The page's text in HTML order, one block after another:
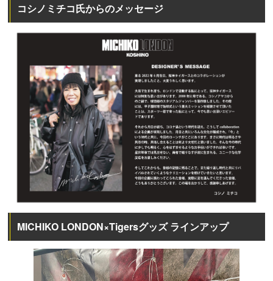
コシノミチコ氏からのメッセージ
MICHIKO LONDON×Tigersグッズ ラインアップ